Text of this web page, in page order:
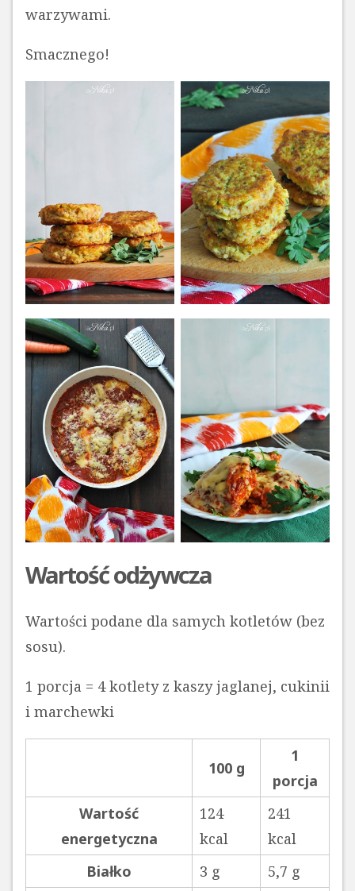
warzywami.
Smacznego!
Wartość odżywcza
Wartości podane dla samych kotletów (bez
sosu).
1 porcja = 4 kotlety z kaszy jaglanej, cukinii
i marchewki
100 g
1
porcja
Wartość
energetyczna
124
kcal
241
kcal
Białko
3 g 5,7 g